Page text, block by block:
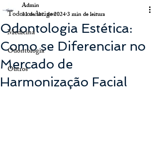
Todos os Artigos
Medicina
Odontologia
Outros
Odontologia Estética:
Como se Diferenciar no
Mercado de
Harmonização Facial
Admin
11 de abr. de 20243 min de leitura